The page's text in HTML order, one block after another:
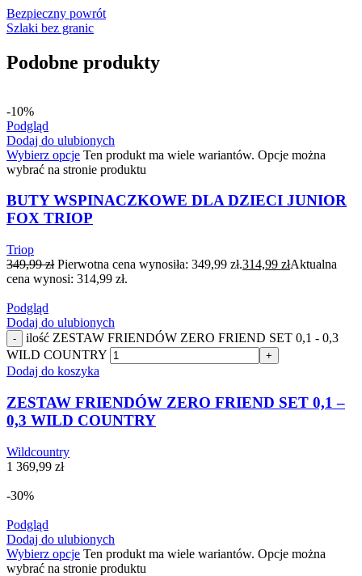
Bezpieczny powrót
Szlaki bez granic
Podobne produkty
-10%
Podgląd
Dodaj do ulubionych
Wybierz opcje Ten produkt ma wiele wariantów. Opcje można
wybrać na stronie produktu
BUTY WSPINACZKOWE DLA DZIECI JUNIOR
FOX TRIOP
Triop
349,99zł Pierwotna cena wynosiła: 349,99 zł.314,99 złAktualna
cena wynosi: 314,99 zł.
Podgląd
Dodaj do ulubionych
-
ilość ZESTAW FRIENDÓW ZERO FRIEND SET 0,1 - 0,3
WILD COUNTRY
+
Dodaj do koszyka
ZESTAW FRIENDÓW ZERO FRIEND SET 0,1 –
0,3 WILD COUNTRY
Wildcountry
1 369,99 zł
-30%
Podgląd
Dodaj do ulubionych
Wybierz opcje Ten produkt ma wiele wariantów. Opcje można
wybrać na stronie produktu